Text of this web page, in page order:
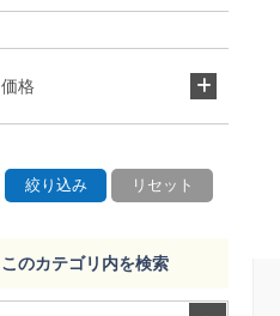
価格
このカテゴリ内を検索